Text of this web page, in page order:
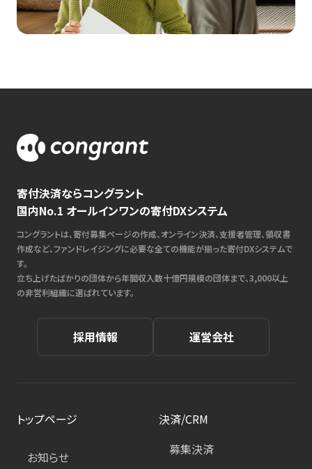
寄付決済ならコングラント
国内No.1 オールインワンの寄付DXシステム
コングラントは、寄付募集ページの作成、オンライン決済、支援者管理、領収書
作成など、ファンドレイジングに必要な全ての機能が揃った寄付DXシステムで
す。
立ち上げたばかりの団体から年間収入数十億円規模の団体まで、3,000以上
の非営利組織に選ばれています。
採用情報 運営会社
トップページ
お知らせ
決済/CRM
募集決済